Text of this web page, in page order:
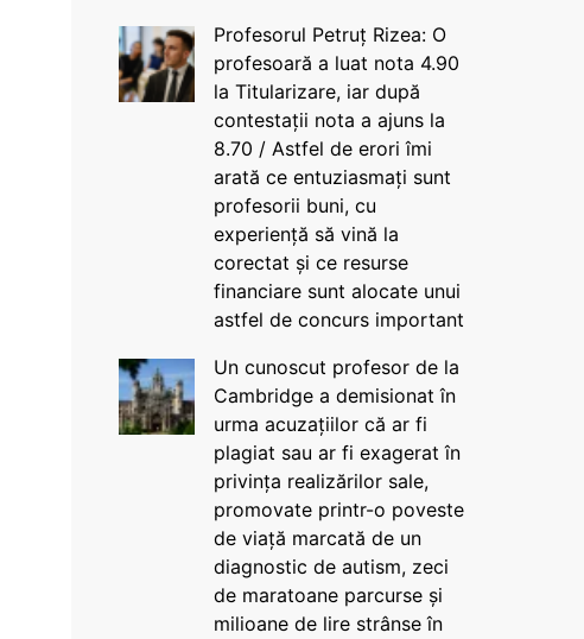
Profesorul Petruț Rizea: O
profesoară a luat nota 4.90
la Titularizare, iar după
contestații nota a ajuns la
8.70 / Astfel de erori îmi
arată ce entuziasmați sunt
profesorii buni, cu
experiență să vină la
corectat și ce resurse
financiare sunt alocate unui
astfel de concurs important
Un cunoscut profesor de la
Cambridge a demisionat în
urma acuzațiilor că ar fi
plagiat sau ar fi exagerat în
privința realizărilor sale,
promovate printr-o poveste
de viață marcată de un
diagnostic de autism, zeci
de maratoane parcurse și
milioane de lire strânse în